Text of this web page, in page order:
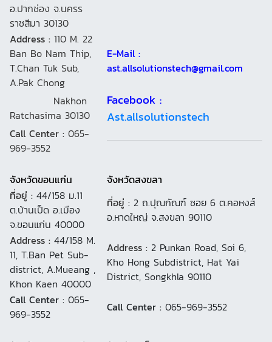
อ.ปากช่อง จ.นครร
ราชสีมา 30130
Address : 110 M. 22
Ban Bo Nam Thip,
T.Chan Tuk Sub,
A.Pak Chong
E-Mail :
ast.allsolutionstech@gmail.com
Nakhon
Ratchasima 30130
Facebook :
Ast.allsolutionstech
Call Center : 065-
969-3552
จังหวัดขอนแก่น
จังหวัดสงขลา
ที่อยู่ : 44/158 ม.11
ต.บ้านเป็ด อ.เมือง
จ.ขอนแก่น 40000
ที่อยู่ : 2 ถ.ปุณกัณฑ์ ซอย 6 ต.คอหงส์
อ.หาดใหญ่ จ.สงขลา 90110
Address : 44/158 M.
11, T.Ban Pet Sub-
district, A.Mueang ,
Khon Kaen 40000
Address : 2 Punkan Road, Soi 6,
Kho Hong Subdistrict, Hat Yai
District, Songkhla 90110
Call Center : 065-
969-3552
Call Center : 065-969-3552